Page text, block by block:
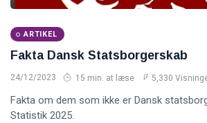
ARTIKEL
Fakta Dansk Statsborgerskab
24/12/2023 15 min. at læse 5,330
Fakta om dem som ikke er Dansk
Statistik 2025.